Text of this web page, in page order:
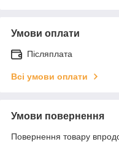
Умови оплати
Післяплата
Всі умови оплати
Умови повернення
Повернення товару